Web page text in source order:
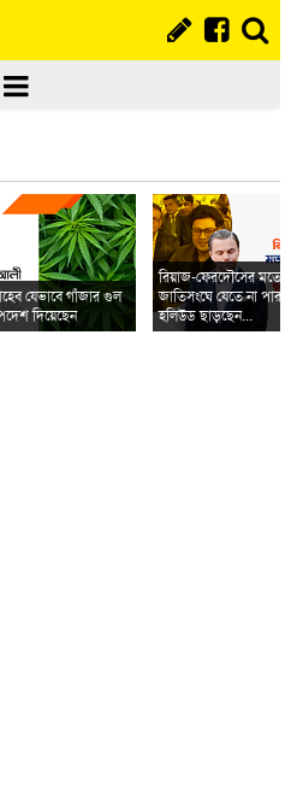
যেভাবে গাঁজার গুল
দিয়েছেন
রিয়াজ-ফেরদৌসের মতো
জাতিসংঘে যেতে না
হলিউড ছাড়ছেন...